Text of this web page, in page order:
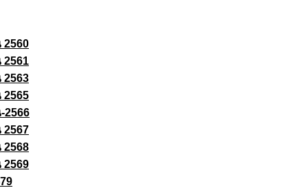
2560
2561
2563
2565
2566
2567
2568
2569